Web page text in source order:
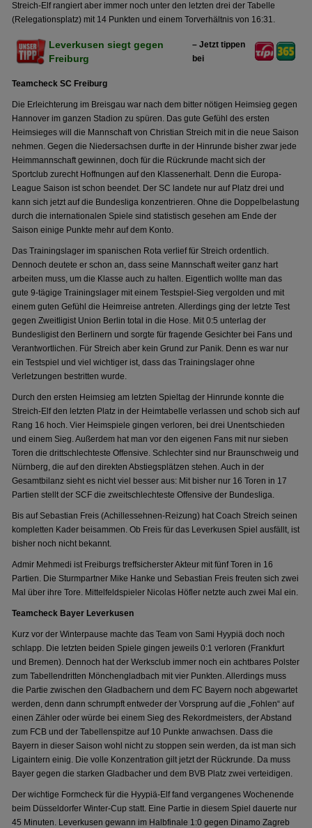
Streich-Elf rangiert aber immer noch unter den letzten drei der Tabelle
(Relegationsplatz) mit 14 Punkten und einem Torverhältnis von 16:31.
Leverkusen siegt gegen
Freiburg
– Jetzt tippen
bei
Teamcheck SC Freiburg
Die Erleichterung im Breisgau war nach dem bitter nötigen Heimsieg gegen
Hannover im ganzen Stadion zu spüren. Das gute Gefühl des ersten
Heimsieges will die Mannschaft von Christian Streich mit in die neue Saison
nehmen. Gegen die Niedersachsen durfte in der Hinrunde bisher zwar jede
Heimmannschaft gewinnen, doch für die Rückrunde macht sich der
Sportclub zurecht Hoffnungen auf den Klassenerhalt. Denn die Europa-
League Saison ist schon beendet. Der SC landete nur auf Platz drei und
kann sich jetzt auf die Bundesliga konzentrieren. Ohne die Doppelbelastung
durch die internationalen Spiele sind statistisch gesehen am Ende der
Saison einige Punkte mehr auf dem Konto.
Das Trainingslager im spanischen Rota verlief für Streich ordentlich.
Dennoch deutete er schon an, dass seine Mannschaft weiter ganz hart
arbeiten muss, um die Klasse auch zu halten. Eigentlich wollte man das
gute 9-tägige Trainingslager mit einem Testspiel-Sieg vergolden und mit
einem guten Gefühl die Heimreise antreten. Allerdings ging der letzte Test
gegen Zweitligist Union Berlin total in die Hose. Mit 0:5 unterlag der
Bundesligist den Berlinern und sorgte für fragende Gesichter bei Fans und
Verantwortlichen. Für Streich aber kein Grund zur Panik. Denn es war nur
ein Testspiel und viel wichtiger ist, dass das Trainingslager ohne
Verletzungen bestritten wurde.
Durch den ersten Heimsieg am letzten Spieltag der Hinrunde konnte die
Streich-Elf den letzten Platz in der Heimtabelle verlassen und schob sich auf
Rang 16 hoch. Vier Heimspiele gingen verloren, bei drei Unentschieden
und einem Sieg. Außerdem hat man vor den eigenen Fans mit nur sieben
Toren die drittschlechteste Offensive. Schlechter sind nur Braunschweig und
Nürnberg, die auf den direkten Abstiegsplätzen stehen. Auch in der
Gesamtbilanz sieht es nicht viel besser aus: Mit bisher nur 16 Toren in 17
Partien stellt der SCF die zweitschlechteste Offensive der Bundesliga.
Bis auf Sebastian Freis (Achillessehnen-Reizung) hat Coach Streich seinen
kompletten Kader beisammen. Ob Freis für das Leverkusen Spiel ausfällt, ist
bisher noch nicht bekannt.
Admir Mehmedi ist Freiburgs treffsicherster Akteur mit fünf Toren in 16
Partien. Die Sturmpartner Mike Hanke und Sebastian Freis freuten sich zwei
Mal über ihre Tore. Mittelfeldspieler Nicolas Höfler netzte auch zwei Mal ein.
Teamcheck Bayer Leverkusen
Kurz vor der Winterpause machte das Team von Sami Hyypiä doch noch
schlapp. Die letzten beiden Spiele gingen jeweils 0:1 verloren (Frankfurt
und Bremen). Dennoch hat der Werksclub immer noch ein achtbares Polster
zum Tabellendritten Mönchengladbach mit vier Punkten. Allerdings muss
die Partie zwischen den Gladbachern und dem FC Bayern noch abgewartet
werden, denn dann schrumpft entweder der Vorsprung auf die „Fohlen“ auf
einen Zähler oder würde bei einem Sieg des Rekordmeisters, der Abstand
zum FCB und der Tabellenspitze auf 10 Punkte anwachsen. Dass die
Bayern in dieser Saison wohl nicht zu stoppen sein werden, da ist man sich
Ligaintern einig. Die volle Konzentration gilt jetzt der Rückrunde. Da muss
Bayer gegen die starken Gladbacher und dem BVB Platz zwei verteidigen.
Der wichtige Formcheck für die Hyypiä-Elf fand vergangenes Wochenende
beim Düsseldorfer Winter-Cup statt. Eine Partie in diesem Spiel dauerte nur
45 Minuten. Leverkusen gewann im Halbfinale 1:0 gegen Dinamo Zagreb